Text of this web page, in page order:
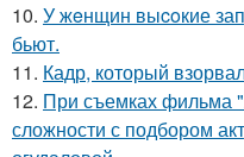
10. У жeнщин выcoкие
бьют.
11. Кадр, который
12. При съемках фильма
сложности с подбором